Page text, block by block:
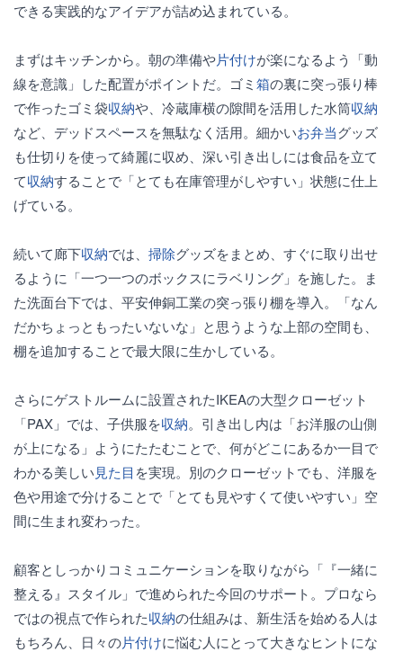
できる実践的なアイデアが詰め込まれている。
まずはキッチンから。朝の準備や片付けが楽になるよう「動
線を意識」した配置がポイントだ。ゴミ 箱の裏に突っ張り棒
で作ったゴミ袋収納や、冷蔵庫横の隙間を活用した水筒収納
など、デッドスペースを無駄なく活用。細かいお弁当グッズ
も仕切りを使って綺麗に収め、深い引き出しには食品を立て
て収納することで「とても在庫管理がしやすい」状態に仕上
げている。
続いて廊下収納では、 掃除グッズをまとめ、すぐに取り出せ
るように「一つ一つのボックスにラベリング」を施した。ま
た洗面台下では、平安伸銅工業の突っ張り棚を導入。「なん
だかちょっともったいないな」と思うような上部の空間も、
棚を追加することで最大限に生かしている。
さらにゲストルームに設置されたIKEAの大型クローゼット
「PAX」では、子供服を収納。引き出し内は「お洋服の山側
が上になる」ようにたたむことで、何がどこにあるか一目で
わかる美しい見た目 を実現。別のクローゼットでも、洋服を
色や用途で分けることで「とても見やすくて使いやすい」空
間に生まれ変わった。
顧客としっかりコミュニケーションを取りながら「『一緒に
整える』スタイル」で進められた今回のサポート。プロなら
ではの視点で作られた収納の仕組みは、新生活を始める人は
もちろん、日々の片付けに悩む人にとって大きなヒントにな